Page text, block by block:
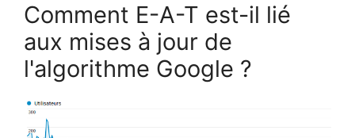
Comment E-A-T est-il lié
aux mises à jour de
l'algorithme Google ?